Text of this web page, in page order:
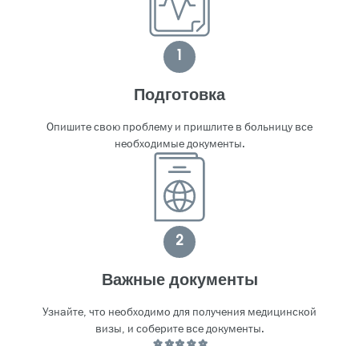
1
Подготовка
Опишите свою проблему и пришлите в больницу все
необходимые документы.
2
Важные документы
Узнайте, что необходимо для получения медицинской
визы, и соберите все документы.